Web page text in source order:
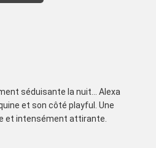
séduisante la nuit… Alexa
et son côté playful. Une
et intensément attirante.